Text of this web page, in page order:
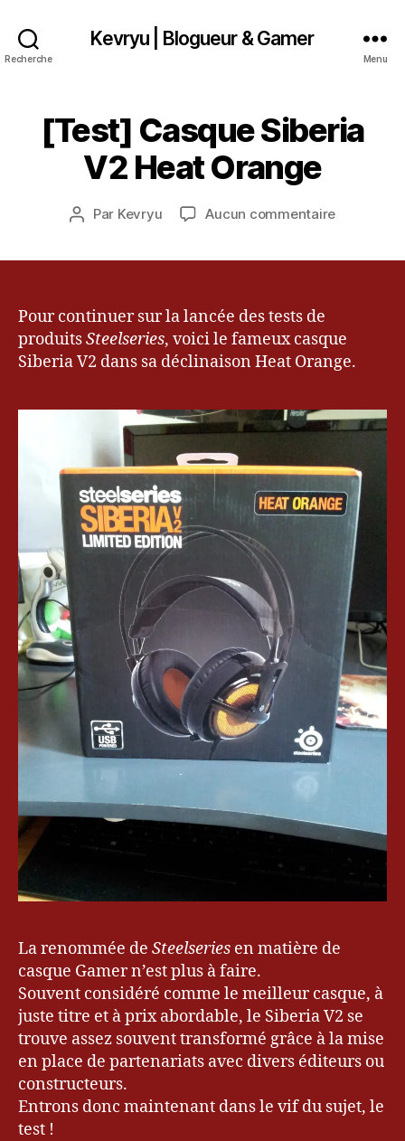
Recherche
Kevryu | Blogueur & Gamer
Menu
Catégories
[Test] Casque Siberia
V2 Heat Orange
Auteur
Par Kevryu
e
p
t
e
b
e
1
3
Aucun commentairesur
Orange
Pour continuer sur la lancée des tests de
produitsSteelseries, voici le fameux casque
Siberia V2 dans sa déclinaison Heat Orange.
La renommée de Steelseries en matière de
casque Gamer n’est plus à faire.
Souvent considéré comme le meilleur casque, à
juste titre et à prix abordable, le Siberia V2 se
trouve assez souvent transformé grâce à la mise
en place de partenariats avec divers éditeurs ou
constructeurs.
Entrons donc maintenant dans le vif du sujet, le
test !